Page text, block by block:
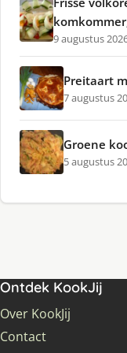
9 augustus
Preitaart
7 augustus
Groene
5 augustus
Ontdek KookJij
Over KookJij
Contact